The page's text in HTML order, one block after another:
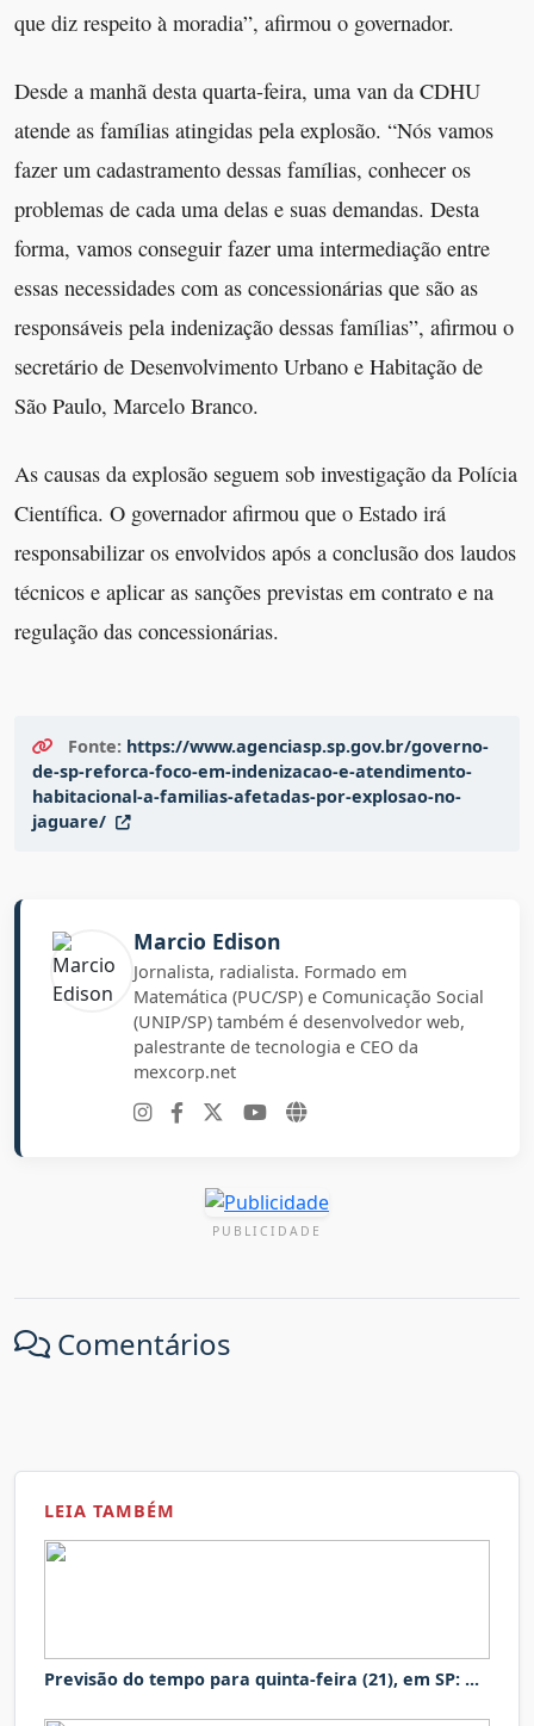
que diz respeito à moradia”, afirmou o governador.
Desde a manhã desta quarta-feira, uma van da CDHU
atende as famílias atingidas pela explosão. “Nós vamos
fazer um cadastramento dessas famílias, conhecer os
problemas de cada uma delas e suas demandas. Desta
forma, vamos conseguir fazer uma intermediação entre
essas necessidades com as concessionárias que são as
responsáveis pela indenização dessas famílias”, afirmou o
secretário de Desenvolvimento Urbano e Habitação de
São Paulo, Marcelo Branco.
As causas da explosão seguem sob investigação da Polícia
Científica. O governador afirmou que o Estado irá
responsabilizar os envolvidos após a conclusão dos laudos
técnicos e aplicar as sanções previstas em contrato e na
regulação das concessionárias.
Fonte: https://www.agenciasp.sp.gov.br/governo-
de-sp-reforca-foco-em-indenizacao-e-atendimento-
habitacional-a-familias-afetadas-por-explosao-no-
jaguare/
Marcio Edison
Jornalista, radialista. Formado em
Matemática (PUC/SP) e Comunicação Social
(UNIP/SP) também é desenvolvedor web,
palestrante de tecnologia e CEO da
mexcorp.net
PUBLICIDADE
Comentários
LEIA TAMBÉM
Previsão do tempo para quinta-feira (21), em SP: ...